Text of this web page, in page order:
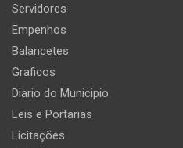
Servidores
Empenhos
Balancetes
Graficos
Diario do Municipio
Leis e Portarias
Licitações